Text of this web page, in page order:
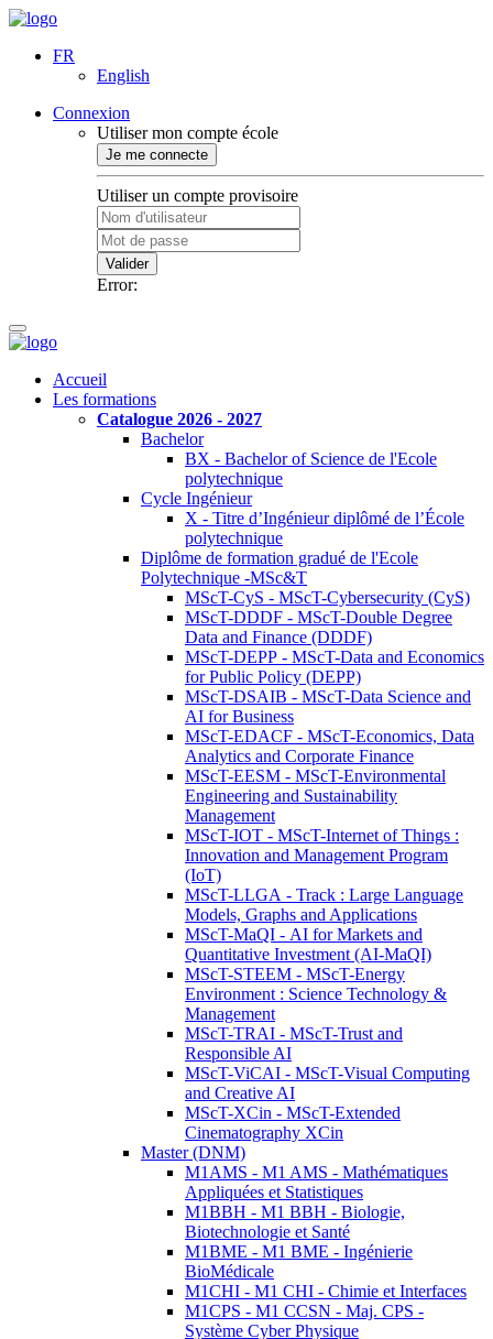
FR
English
Connexion
Utiliser mon compte école
Je me connecte
Utiliser un compte provisoire
Valider
Error:
Accueil
Les formations
Catalogue 2026 - 2027
Bachelor
BX - Bachelor of Science de l'Ecole
polytechnique
Cycle Ingénieur
X - Titre d’Ingénieur diplômé de l’École
polytechnique
Diplôme de formation gradué de l'Ecole
Polytechnique -MSc&T
MScT-CyS - MScT-Cybersecurity (CyS)
MScT-DDDF - MScT-Double Degree
Data and Finance (DDDF)
MScT-DEPP - MScT-Data and Economics
for Public Policy (DEPP)
MScT-DSAIB - MScT-Data Science and
AI for Business
MScT-EDACF - MScT-Economics, Data
Analytics and Corporate Finance
MScT-EESM - MScT-Environmental
Engineering and Sustainability
Management
MScT-IOT - MScT-Internet of Things :
Innovation and Management Program
(IoT)
MScT-LLGA - Track : Large Language
Models, Graphs and Applications
MScT-MaQI - AI for Markets and
Quantitative Investment (AI-MaQI)
MScT-STEEM - MScT-Energy
Environment : Science Technology &
Management
MScT-TRAI - MScT-Trust and
Responsible AI
MScT-ViCAI - MScT-Visual Computing
and Creative AI
MScT-XCin - MScT-Extended
Cinematography XCin
Master (DNM)
M1AMS - M1 AMS - Mathématiques
Appliquées et Statistiques
M1BBH - M1 BBH - Biologie,
Biotechnologie et Santé
M1BME - M1 BME - Ingénierie
BioMédicale
M1CHI - M1 CHI - Chimie et Interfaces
M1CPS - M1 CCSN - Maj. CPS -
Système Cyber Physique